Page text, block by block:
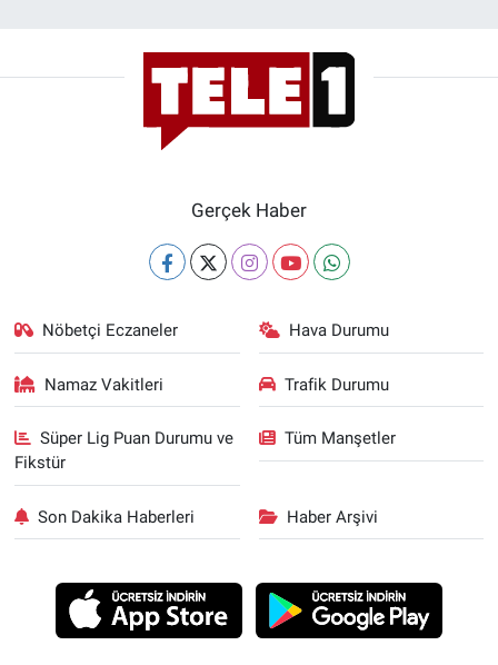
Gerçek Haber
Nöbetçi Eczaneler Hava Durumu
Namaz Vakitleri Trafik Durumu
Süper Lig Puan Durumu ve
Fikstür
Tüm Manşetler
Son Dakika Haberleri Haber Arşivi